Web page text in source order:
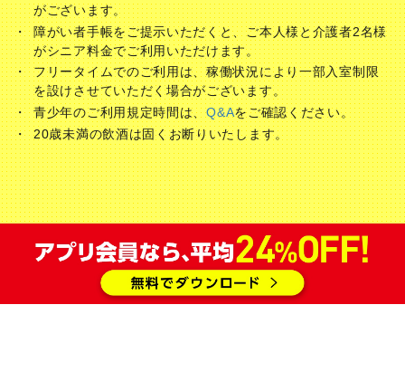
注意事項
表示価格は 2026年8月7日 現在の価格（税込）となりま
す。価格は予告なく変更する場合があります。
学生料金でご利用の際、学生証を確認させていただく場合
がございます。
障がい者手帳をご提示いただくと、ご本人様と介護者2名様
がシニア料金でご利用いただけます。
フリータイムでのご利用は、稼働状況により一部入室制限
を設けさせていただく場合がございます。
青少年のご利用規定時間は、Q&Aをご確認ください。
20歳未満の飲酒は固くお断りいたします。